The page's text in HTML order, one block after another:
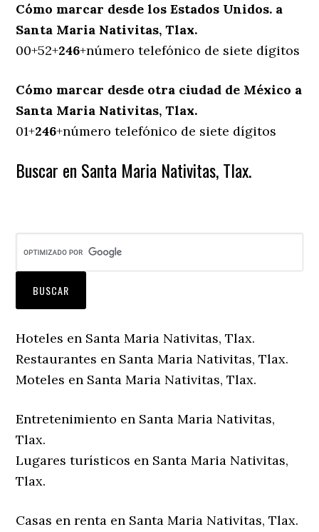
Cómo marcar desde los Estados Unidos. a
Santa Maria Nativitas, Tlax.
00+52+246+número telefónico de siete dígitos
Cómo marcar desde otra ciudad de México a
Santa Maria Nativitas, Tlax.
01+246+número telefónico de siete dígitos
Buscar en Santa Maria Nativitas, Tlax.
Hoteles en Santa Maria Nativitas, Tlax.
Restaurantes en Santa Maria Nativitas, Tlax.
Moteles en Santa Maria Nativitas, Tlax.
Entretenimiento en Santa Maria Nativitas,
Tlax.
Lugares turísticos en Santa Maria Nativitas,
Tlax.
Casas en renta en Santa Maria Nativitas, Tlax.